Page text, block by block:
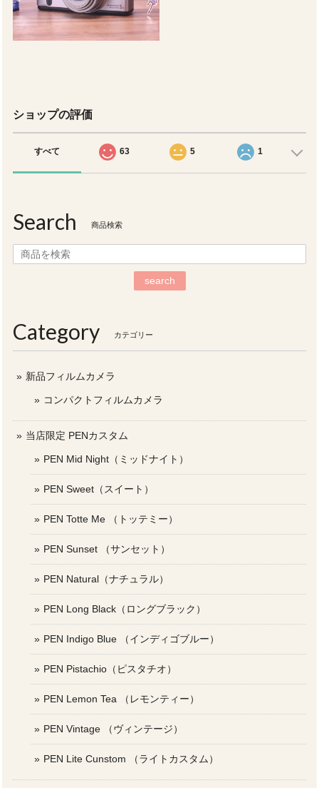
ショップの評価
すべて 63 5 1
Search 商品検索
search
Category カテゴリー
新品フィルムカメラ
コンパクトフィルムカメラ
当店限定 PENカスタム
PEN Mid Night（ミッドナイト）
PEN Sweet（スイート）
PEN Totte Me （トッテミー）
PEN Sunset （サンセット）
PEN Natural（ナチュラル）
PEN Long Black（ロングブラック）
PEN Indigo Blue （インディゴブルー）
PEN Pistachio（ピスタチオ）
PEN Lemon Tea （レモンティー）
PEN Vintage （ヴィンテージ）
PEN Lite Cunstom （ライトカスタム）